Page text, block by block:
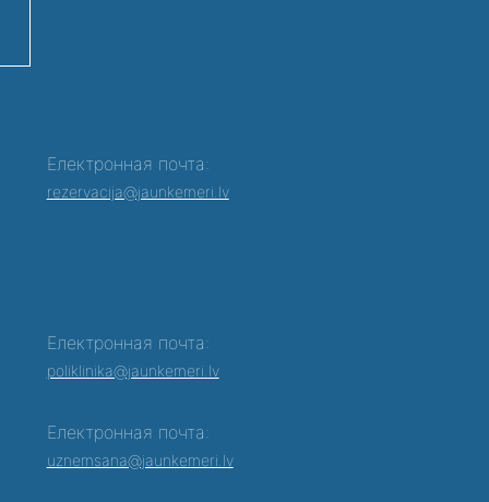
Електронная почта:
rezervacija@jaunkemeri.lv
Електронная почта:
poliklinika@jaunkemeri.lv
Електронная почта:
uznemsana@jaunkemeri.lv